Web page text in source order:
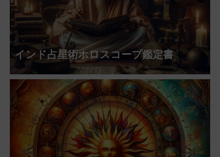
インド占星術ホロスコープ鑑定書